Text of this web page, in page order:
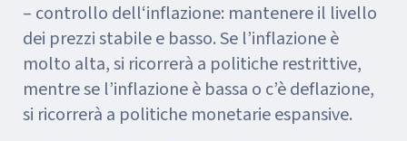
– controllo dell‘inflazione: mantenere il livello
dei prezzi stabile e basso. Se l’inflazione è
molto alta, si ricorrerà a politiche restrittive,
mentre se l’inflazione è bassa o c’è deflazione,
si ricorrerà a politiche monetarie espansive.